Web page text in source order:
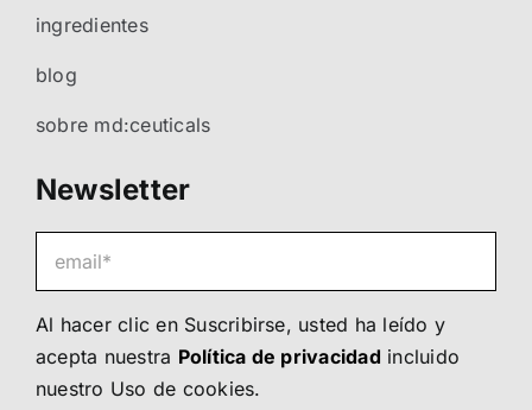
ingredientes
blog
sobre md:ceuticals
Newsletter
Al hacer clic en Suscribirse, usted ha leído y
acepta nuestra Política de privacidad incluido
nuestro Uso de cookies.